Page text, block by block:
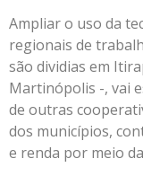
Ampliar o uso da
regionais de
são dividias em
Martinópolis -, vai
de outras
dos municípios,
e renda por meio